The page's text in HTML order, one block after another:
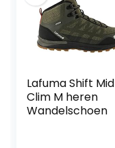
Lafuma Shift Mid
Clim M heren
Wandelschoen